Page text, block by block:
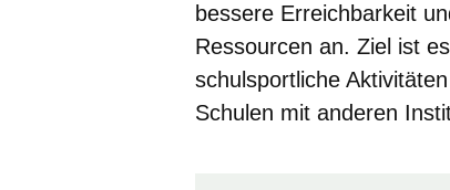
bessere Erreichbarkeit
Ressourcen an. Ziel ist
schulsportliche
Schulen mit anderen